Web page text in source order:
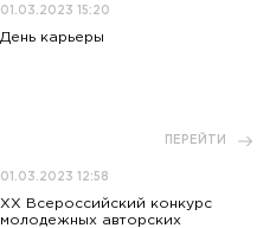
01.03.2023 15:20
День карьеры
ПЕРЕЙТИ
01.03.2023 12:58
XX Всероссийский конкурс
молодежных авторских